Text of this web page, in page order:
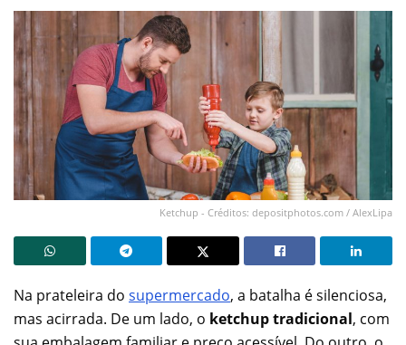
Ketchup - Créditos: depositphotos.com / AlexLipa
Na prateleira do supermercado, a batalha é silenciosa,
mas acirrada. De um lado, o ketchup tradicional, com